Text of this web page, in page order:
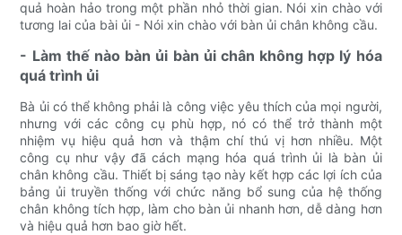
quả hoàn hảo trong một phần nhỏ thời gian. Nói xin chào với
tương lai của bài ủi - Nói xin chào với bàn ủi chân không cầu.
- Làm thế nào bàn ủi bàn ủi chân không hợp lý hóa
quá trình ủi
Bà ủi có thể không phải là công việc yêu thích của mọi người,
nhưng với các công cụ phù hợp, nó có thể trở thành một
nhiệm vụ hiệu quả hơn và thậm chí thú vị hơn nhiều. Một
công cụ như vậy đã cách mạng hóa quá trình ủi là bàn ủi
chân không cầu. Thiết bị sáng tạo này kết hợp các lợi ích của
bảng ủi truyền thống với chức năng bổ sung của hệ thống
chân không tích hợp, làm cho bàn ủi nhanh hơn, dễ dàng hơn
và hiệu quả hơn bao giờ hết.